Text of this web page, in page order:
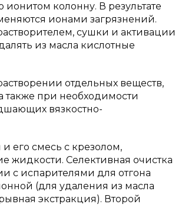
колонну. В результате
ионами загрязнений.
сушки и активации
из масла кислотные
отдельных веществ,
также при необходимости
вязкостно-
его смесь с крезолом,
жидкости. Селективная очистка
с испарителями для отгона
(для удаления из масла
экстракция). Второй